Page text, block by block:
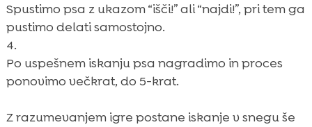
Spustimo psa z ukazom “išči!” ali “najdi!”, pri tem ga
pustimo delati samostojno.
Po uspešnem iskanju psa nagradimo in proces
ponovimo večkrat, do 5-krat.
Z razumevanjem igre postane iskanje v snegu še